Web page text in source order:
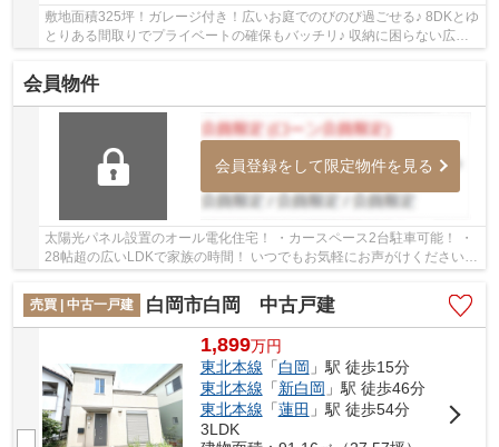
敷地面積325坪！ガレージ付き！広いお庭でのびのび過ごせる♪ 8DKとゆ
とりある間取りでプライベートの確保もバッチリ♪ 収納に困らない広々
会員物件
会員登録をして限定物件を見る
太陽光パネル設置のオール電化住宅！ ・カースペース2台駐車可能！ ・
28帖超の広いLDKで家族の時間！ いつでもお気軽にお声がけください♪
駅からの送迎が必要なお客様は駅までお迎え...
売買 | 中古一戸建
白岡市白岡 中古戸建
1,899万円
東北本線 「白岡 」駅 徒歩15分
東北本線 「新白岡 」駅 徒歩46分
東北本線 「蓮田 」駅 徒歩54分
3LDK